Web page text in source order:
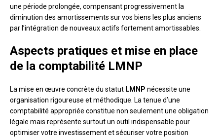
une période prolongée, compensant progressivement la
diminution des amortissements sur vos biens les plus anciens
par l’intégration de nouveaux actifs fortement amortissables.
Aspects pratiques et mise en place
de la comptabilité LMNP
La mise en œuvre concrète du statut LMNP nécessite une
organisation rigoureuse et méthodique. La tenue d’une
comptabilité appropriée constitue non seulement une obligation
légale mais représente surtout un outil indispensable pour
optimiser votre investissement et sécuriser votre position